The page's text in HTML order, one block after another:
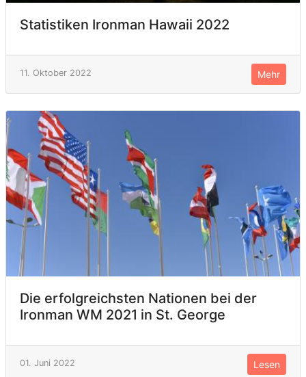
Statistiken Ironman Hawaii 2022
11. Oktober 2022 Mehr
Die erfolgreichsten Nationen bei der
Ironman WM 2021 in St. George
01. Juni 2022 Lesen